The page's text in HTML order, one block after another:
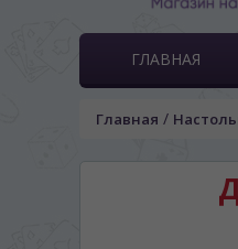
ГЛАВНАЯ
Главная /